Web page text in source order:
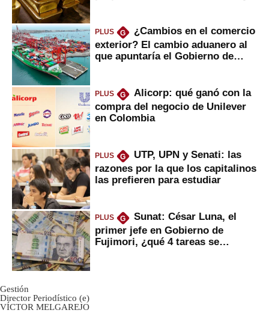
PLUS G
¿Cambios en el comercio
exterior? El cambio aduanero al
que apuntaría el Gobierno de
PLUS G
Alicorp: qué ganó con la
compra del negocio de Unilever
en Colombia
PLUS G
UTP, UPN y Senati: las
razones por la que los capitalinos
las prefieren para estudiar
PLUS G
Sunat: César Luna, el
primer jefe en Gobierno de
Fujimori, ¿qué 4 tareas se
Gestión
Director Periodístico (e)
VÍCTOR MELGAREJO